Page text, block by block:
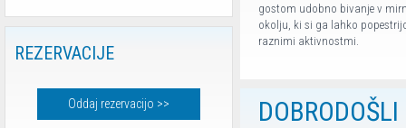
REZERVACIJE
Oddaj rezervacijo >>
gostom udobno bivanje v
okolju, ki si ga lahko
raznimi aktivnostmi.
DOBRODOŠLI